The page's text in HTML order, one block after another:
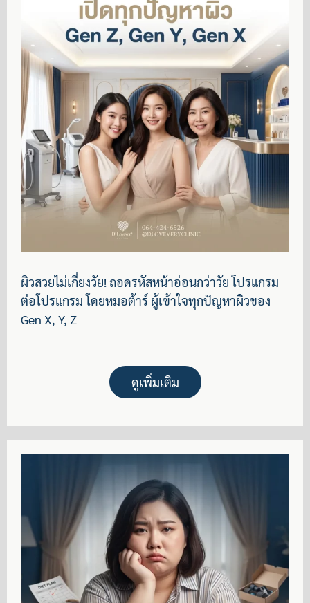
ผิวสวยไม่เกี่ยงวัย! ถอดรหัสหน้าอ่อนกว่าวัย โปรแกรม
ต่อโปรแกรม โดยหมอต้าร์ ผู้เข้าใจทุกปัญหาผิวของ
Gen X, Y, Z
ดูเพิ่มเติม